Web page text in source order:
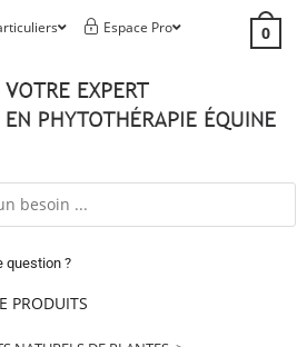
Espace Pro 0
question ?
PRODUITS